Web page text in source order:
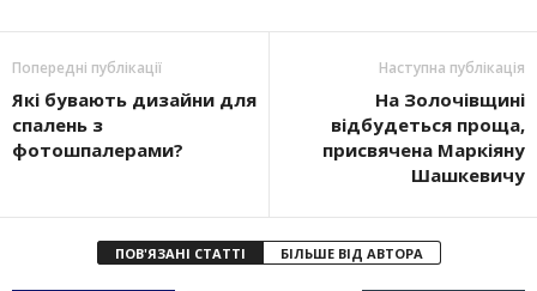
Попередні публікації
Які бувають дизайни для
спалень з
фотошпалерами?
Наступна публікація
На Золочівщині
відбудеться проща,
присвячена Маркіяну
Шашкевичу
ПОВ'ЯЗАНІ СТАТТІ БІЛЬШЕ ВІД АВТОРА